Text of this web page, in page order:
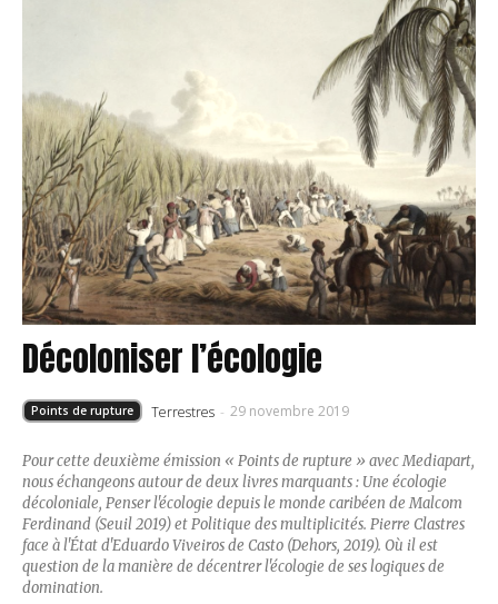
Décoloniser l’écologie
Points de rupture Terrestres - 29 novembre 2019
Pour cette deuxième émission « Points de rupture » avec Mediapart,
nous échangeons autour de deux livres marquants : Une écologie
décoloniale, Penser l'écologie depuis le monde caribéen de Malcom
Ferdinand (Seuil 2019) etPolitique des multiplicités. Pierre Clastres
face à l'Étatd'Eduardo Viveiros de Casto (Dehors, 2019). Où il est
question de la manière de décentrer l'écologie de ses logiques de
domination.